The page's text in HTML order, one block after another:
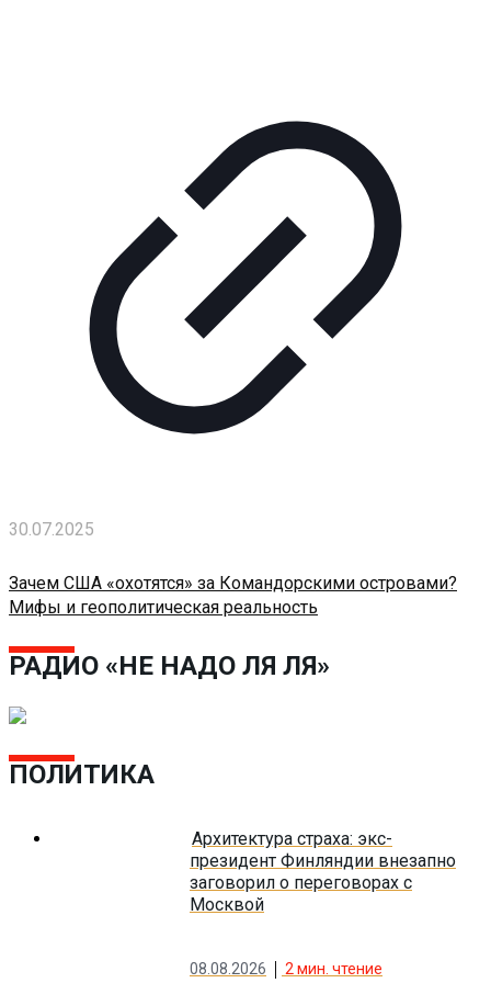
30.07.2025
Зачем США «охотятся» за Командорскими островами?
Мифы и геополитическая реальность
РАДИО «НЕ НАДО ЛЯ ЛЯ»
ПОЛИТИКА
Архитектура страха: экс-
президент Финляндии внезапно
заговорил о переговорах с
Москвой
08.08.2026 2 мин. чтение